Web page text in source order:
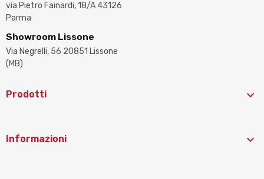
via Pietro Fainardi, 18/A 43126
Parma
Showroom Lissone
Via Negrelli, 56 20851 Lissone
(MB)
Prodotti 
Informazioni 